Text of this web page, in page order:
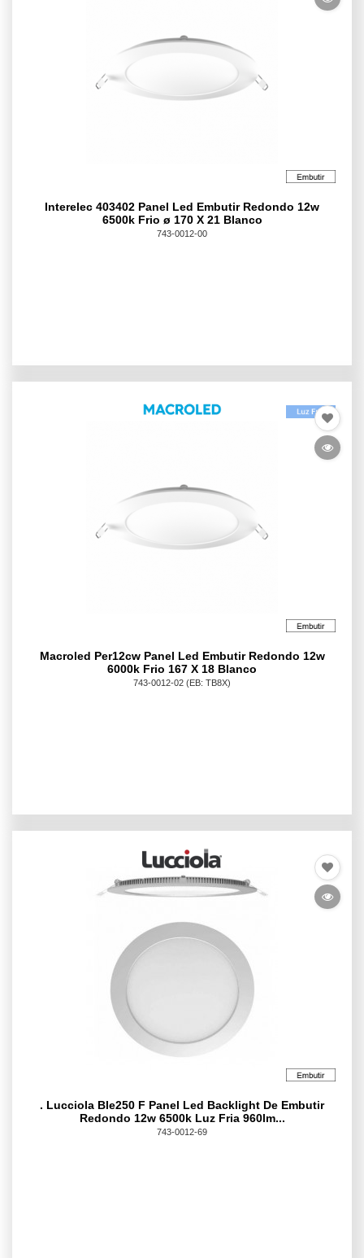
Interelec 403402 Panel Led Embutir Redondo 12w
6500k Frio ø 170 X 21 Blanco
743-0012-00
Macroled Per12cw Panel Led Embutir Redondo 12w
6000k Frio 167 X 18 Blanco
743-0012-02 (EB: TB8X)
. Lucciola Ble250 F Panel Led Backlight De Embutir
Redondo 12w 6500k Luz Fria 960lm...
743-0012-69